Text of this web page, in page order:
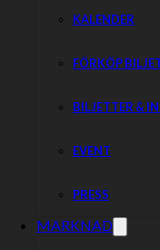
KALENDER
FÖRKÖP
BILJETTER &
EVENT
PRESS
MARKNAD